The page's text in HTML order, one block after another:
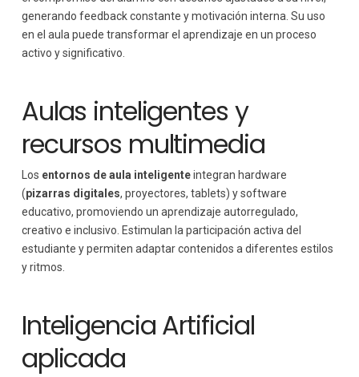
generando feedback constante y motivación interna. Su uso
en el aula puede transformar el aprendizaje en un proceso
activo y significativo.
Aulas inteligentes y
recursos multimedia
Los entornos de aula inteligenteintegran hardware
(pizarras digitales, proyectores, tablets) y software
educativo, promoviendo un aprendizaje autorregulado,
creativo e inclusivo. Estimulan la participación activa del
estudiante y permiten adaptar contenidos a diferentes estilos
y ritmos.
Inteligencia Artificial
aplicada